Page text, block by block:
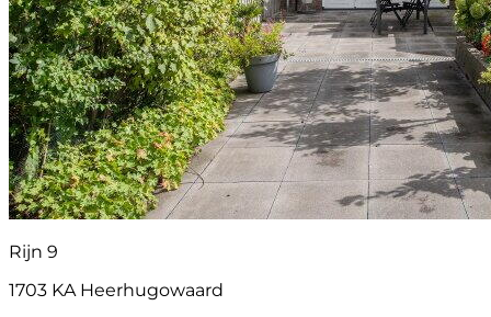
Rijn 9
1703 KA Heerhugowaard